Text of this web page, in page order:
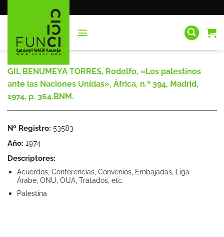
al
GIL BENUMEYA TORRES, Rodolfo, «Los palestinos
ante las Naciones Unidas», África, n.º 394, Madrid,
1974, p. 364.BNM.
Nº Registro: 53583
Año: 1974
Descriptores:
Acuerdos, Conferencias, Convenios, Embajadas, Liga
Árabe, ONU, OUA, Tratados, etc.
Palestina